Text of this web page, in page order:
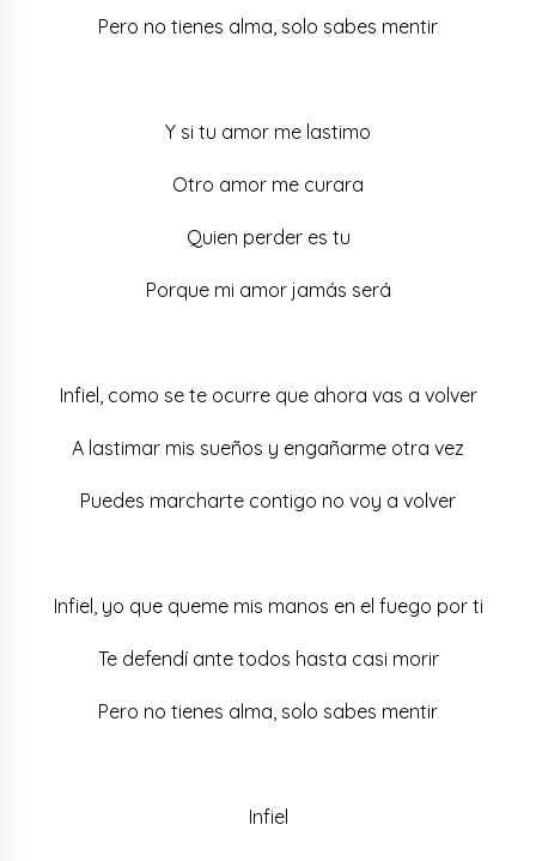
Pero no tienes alma, solo sabes mentir
Y si tu amor me lastimo
Otro amor me curara
Quien perder es tu
Porque mi amor jamás será
Infiel, como se te ocurre que ahora vas a volver
A lastimar mis sueños y engañarme otra vez
Puedes marcharte contigo no voy a volver
Infiel, yo que queme mis manos en el fuego por ti
Te defendí ante todos hasta casi morir
Pero no tienes alma, solo sabes mentir
Infiel